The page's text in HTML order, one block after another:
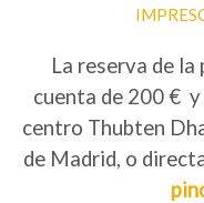
La reserva de
cuenta de 200 €
centro Thubten
de Madrid, o